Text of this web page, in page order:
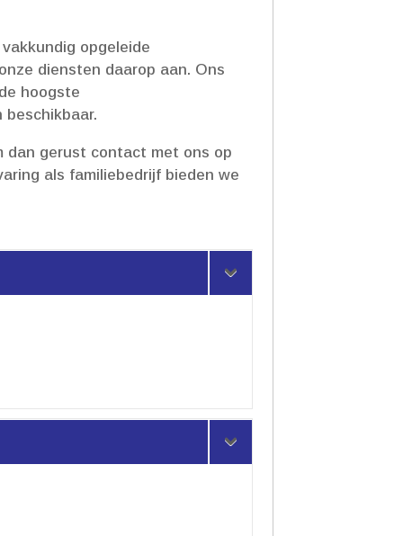
opgeleide
diensten daarop aan.​ Ons
hoogste
dan gerust contact met ons op
als familiebedrijf bieden we